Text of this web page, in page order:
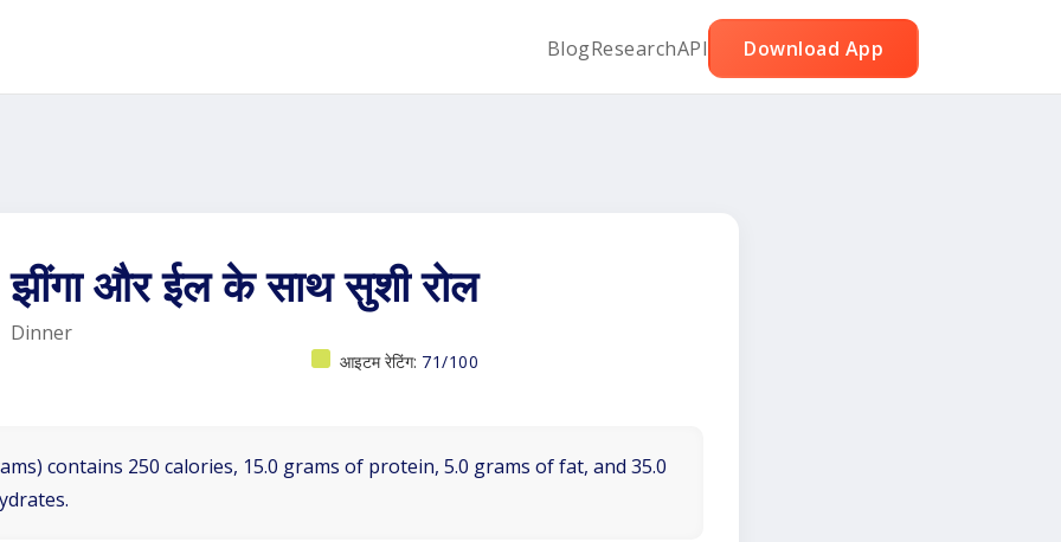
BlogResearchAPI Download App
झींगा और ईल के साथ सुशी रोल
Dinner
आइटम रेटिंग: 71/100
contains 250 calories, 15.0 grams of protein, 5.0 grams of fat, and 35.0